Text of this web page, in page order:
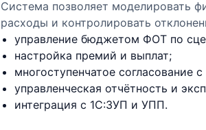
Система позволяет моделировать
расходы и контролировать
управление бюджетом ФОТ по
настройка премий и выплат;
многоступенчатое согласование
управленческая отчётность и
интеграция с 1С:ЗУП и УПП.